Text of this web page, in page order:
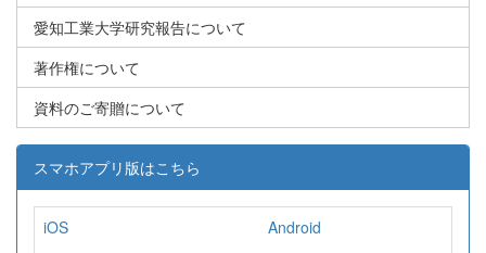
愛知工業大学研究報告について
著作権について
資料のご寄贈について
スマホアプリ版はこちら
iOS Android